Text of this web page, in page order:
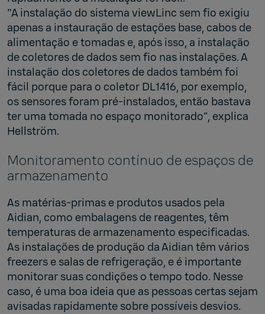
"A instalação do sistema viewLinc sem fio exigiu
apenas a instauração de estações base, cabos de
alimentação e tomadas e, após isso, a instalação
de coletores de dados sem fio nas instalações. A
instalação dos coletores de dados também foi
fácil porque para o coletor DL1416, por exemplo,
os sensores foram pré-instalados, então bastava
ter uma tomada no espaço monitorado”, explica
Hellström.
Monitoramento contínuo de espaços de
armazenamento
As matérias-primas e produtos usados pela
Aidian, como embalagens de reagentes, têm
temperaturas de armazenamento especificadas.
As instalações de produção da Aidian têm vários
freezers e salas de refrigeração, e é importante
monitorar suas condições o tempo todo. Nesse
caso, é uma boa ideia que as pessoas certas sejam
avisadas rapidamente sobre possíveis desvios.